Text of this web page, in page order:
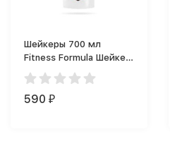
Шейкеры 700 мл
Fitness Formula Шейкер
Фитнес Формула (700
мл)
590 ₽